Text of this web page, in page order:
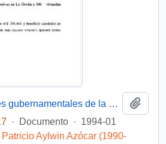
[Principales acciones gubernamentales de la comuna de Penco]
· Documento · 1994-01
Aylwin Azócar (1990-